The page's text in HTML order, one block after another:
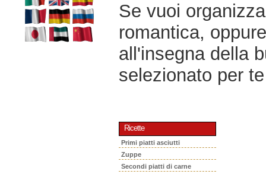
Se vuoi
romantica,
all'insegna della
selezionato per
Ricette
Primi piatti asciutti
Zuppe
Secondi piatti di carne